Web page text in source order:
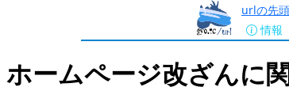
urlの先
情報